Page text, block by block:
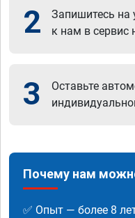
2
Запишитесь на
к нам в сервис
3
Оставьте
Почему нам
✅ Опыт — более 8